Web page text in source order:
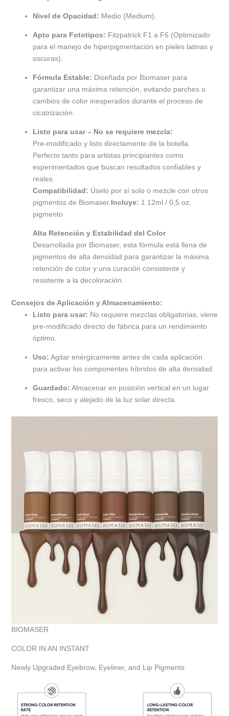
Nivel de Opacidad: Medio (Medium).
Apto para Fototipos: Fitzpatrick F1 a F6 (Optimizado
para el manejo de hiperpigmentación en pieles latinas y
oscuras).
Fórmula Estable: Diseñada por Biomaser para
garantizar una máxima retención, evitando parches o
cambios de color inesperados durante el proceso de
cicatrización.
Listo para usar – No se requiere mezcla:
Pre-modificado y listo directamente de la botella.
Perfecto tanto para artistas principiantes como
experimentados que buscan resultados confiables y
reales.
Compatibilidad: Úselo por sí solo o mezcle con otros
pigmentos de Biomaser.Incluye: 1 12ml / 0,5 oz.
pigmento
Alta Retención y Estabilidad del Color
Desarrollada por Biomaser, esta fórmula está llena de
pigmentos de alta densidad para garantizar la máxima
retención de color y una curación consistente y
resistente a la decoloración.
Consejos de Aplicación y Almacenamiento:
Listo para usar: No requiere mezclas obligatorias, viene
pre-modificado directo de fábrica para un rendimiento
óptimo.
Uso: Agitar enérgicamente antes de cada aplicación
para activar los componentes híbridos de alta densidad.
Guardado: Almacenar en posición vertical en un lugar
fresco, seco y alejado de la luz solar directa.
BIOMASER
COLOR IN AN INSTANT
Newly Upgraded Eyebrow, Eyeliner, and Lip Pigments